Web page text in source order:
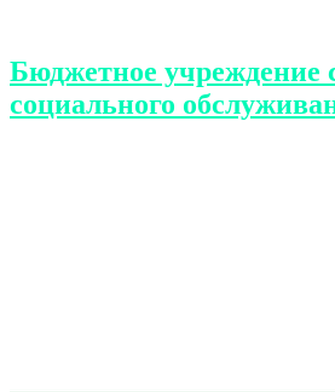
Бюджетное учреждение
социального